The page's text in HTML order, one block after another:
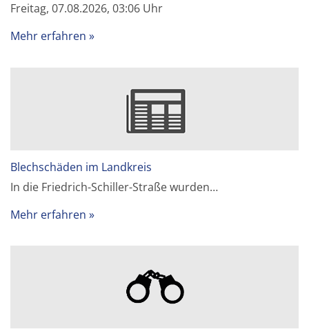
Freitag, 07.08.2026, 03:06 Uhr
Mehr erfahren
Blechschäden im Landkreis
In die Friedrich-Schiller-Straße wurden…
Mehr erfahren